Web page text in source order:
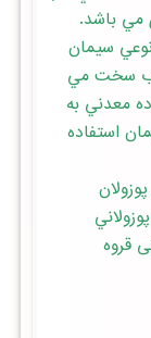
مي باشد.
سيمان
آب سخت مي
معدني به
استفاده
قروه